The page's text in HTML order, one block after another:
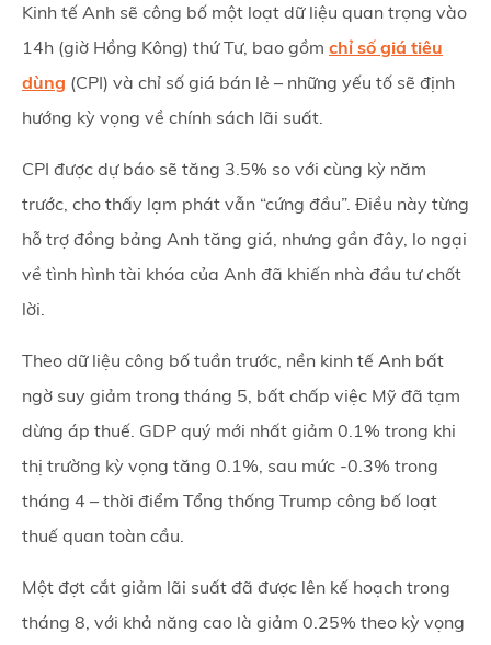
Kinh tế Anh sẽ công bố một loạt dữ liệu quan trọng vào
14h (giờ Hồng Kông) thứ Tư, bao gồm chỉ số giá tiêu
dùng (CPI) và chỉ số giá bán lẻ – những yếu tố sẽ định
hướng kỳ vọng về chính sách lãi suất.
CPI được dự báo sẽ tăng 3.5% so với cùng kỳ năm
trước, cho thấy lạm phát vẫn “cứng đầu”. Điều này từng
hỗ trợ đồng bảng Anh tăng giá, nhưng gần đây, lo ngại
về tình hình tài khóa của Anh đã khiến nhà đầu tư chốt
lời.
Theo dữ liệu công bố tuần trước, nền kinh tế Anh bất
ngờ suy giảm trong tháng 5, bất chấp việc Mỹ đã tạm
dừng áp thuế. GDP quý mới nhất giảm 0.1% trong khi
thị trường kỳ vọng tăng 0.1%, sau mức -0.3% trong
tháng 4 – thời điểm Tổng thống Trump công bố loạt
thuế quan toàn cầu.
Một đợt cắt giảm lãi suất đã được lên kế hoạch trong
tháng 8, với khả năng cao là giảm 0.25% theo kỳ vọng